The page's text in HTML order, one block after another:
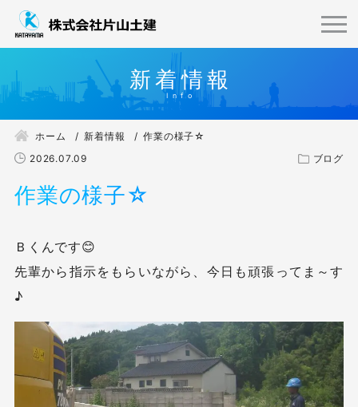
新着情報
ホーム 新着情報
作業の様子☆
2026.07.09
ブログ
作業の様子☆
Ｂくんです😊
先輩から指示をもらいながら、今日も頑張ってま～す
♪